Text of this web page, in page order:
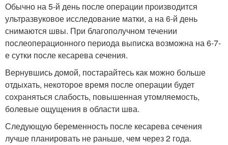
Обычно на 5-й день после операции производится
ультразвуковое исследование матки, а на 6-й день
снимаются швы. При благополучном течении
послеоперационного периода выписка возможна на 6-7-
е сутки после кесарева сечения.
Вернувшись домой, постарайтесь как можно больше
отдыхать, некоторое время после операции будет
сохраняться слабость, повышенная утомляемость,
болевые ощущения в области шва.
Следующую беременность после кесарева сечения
лучше планировать не раньше, чем через 2 года.